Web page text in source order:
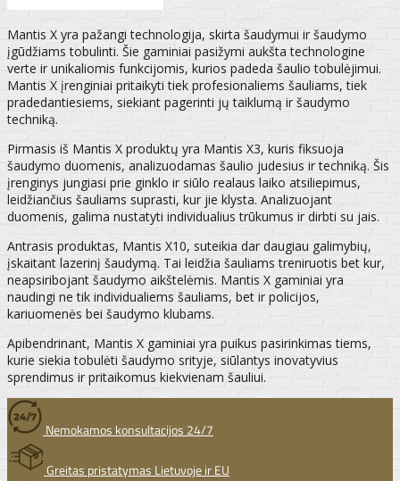
Mantis X yra pažangi technologija, skirta šaudymui ir šaudymo
įgūdžiams tobulinti. Šie gaminiai pasižymi aukšta technologine
verte ir unikaliomis funkcijomis, kurios padeda šaulio tobulėjimui.
Mantis X įrenginiai pritaikyti tiek profesionaliems šauliams, tiek
pradedantiesiems, siekiant pagerinti jų taiklumą ir šaudymo
techniką.
Pirmasis iš Mantis X produktų yra Mantis X3, kuris fiksuoja
šaudymo duomenis, analizuodamas šaulio judesius ir techniką. Šis
įrenginys jungiasi prie ginklo ir siūlo realaus laiko atsiliepimus,
leidžiančius šauliams suprasti, kur jie klysta. Analizuojant
duomenis, galima nustatyti individualius trūkumus ir dirbti su jais.
Antrasis produktas, Mantis X10, suteikia dar daugiau galimybių,
įskaitant lazerinį šaudymą. Tai leidžia šauliams treniruotis bet kur,
neapsiribojant šaudymo aikštelėmis. Mantis X gaminiai yra
naudingi ne tik individualiems šauliams, bet ir policijos,
kariuomenės bei šaudymo klubams.
Apibendrinant, Mantis X gaminiai yra puikus pasirinkimas tiems,
kurie siekia tobulėti šaudymo srityje, siūlantys inovatyvius
sprendimus ir pritaikomus kiekvienam šauliui.
Nemokamos konsultacijos 24/7
Greitas pristatymas Lietuvoje ir EU